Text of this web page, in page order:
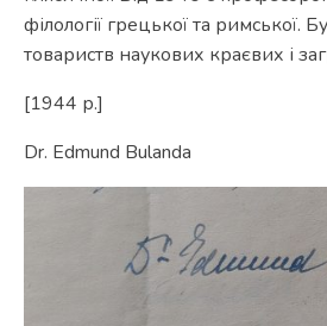
філології грецької та римської.
товариств наукових краєвих і
[1944 р.]
Dr. Edmund Bulanda